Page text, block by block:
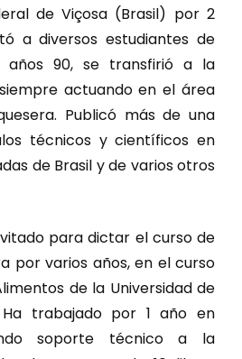
de Viçosa (Brasil) por 2
a diversos estudiantes de
años 90, se transfirió a la
actuando en el área
Publicó más de una
técnicos y científicos en
de Brasil y de varios otros
para dictar el curso de
por varios años, en el curso
de la Universidad de
Ha trabajado por 1 año en
soporte técnico a la